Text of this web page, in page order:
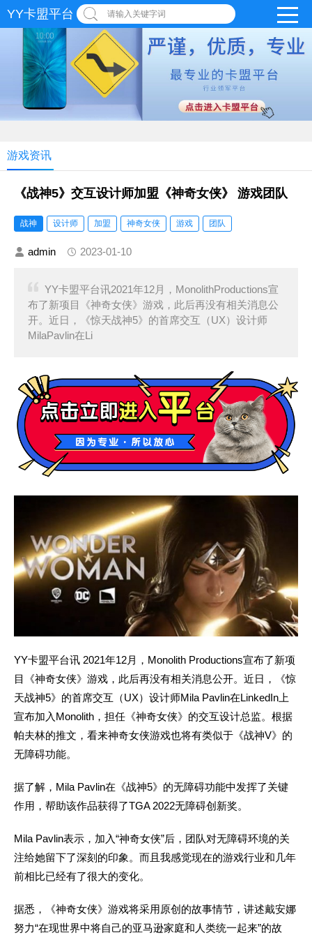
YY卡盟平台 请输入关键字词
游戏资讯
《战神5》交互设计师加盟《神奇女侠》 游戏团队
战神 设计师 加盟 神奇女侠 游戏 团队
admin 2023-01-10
YY卡盟平台讯2021年12月，MonolithProductions宣
布了新项目《神奇女侠》游戏，此后再没有相关消息公
开。近日，《惊天战神5》的首席交互（UX）设计师
MilaPavlin在Li
YY卡盟平台讯 2021年12月，Monolith Productions宣布了新项
目《神奇女侠》游戏，此后再没有相关消息公开。近日，《惊
天战神5》的首席交互（UX）设计师Mila Pavlin在LinkedIn上
宣布加入Monolith，担任《神奇女侠》的交互设计总监。根据
帕夫林的推文，看来神奇女侠游戏也将有类似于《战神V》的
无障碍功能。
据了解，Mila Pavlin在《战神5》的无障碍功能中发挥了关键
作用，帮助该作品获得了TGA 2022无障碍创新奖。
Mila Pavlin表示，加入“神奇女侠”后，团队对无障碍环境的关
注给她留下了深刻的印象。而且我感觉现在的游戏行业和几年
前相比已经有了很大的变化。
据悉，《神奇女侠》游戏将采用原创的故事情节，讲述戴安娜
努力“在现世界中将自己的亚马逊家庭和人类统一起来”的故